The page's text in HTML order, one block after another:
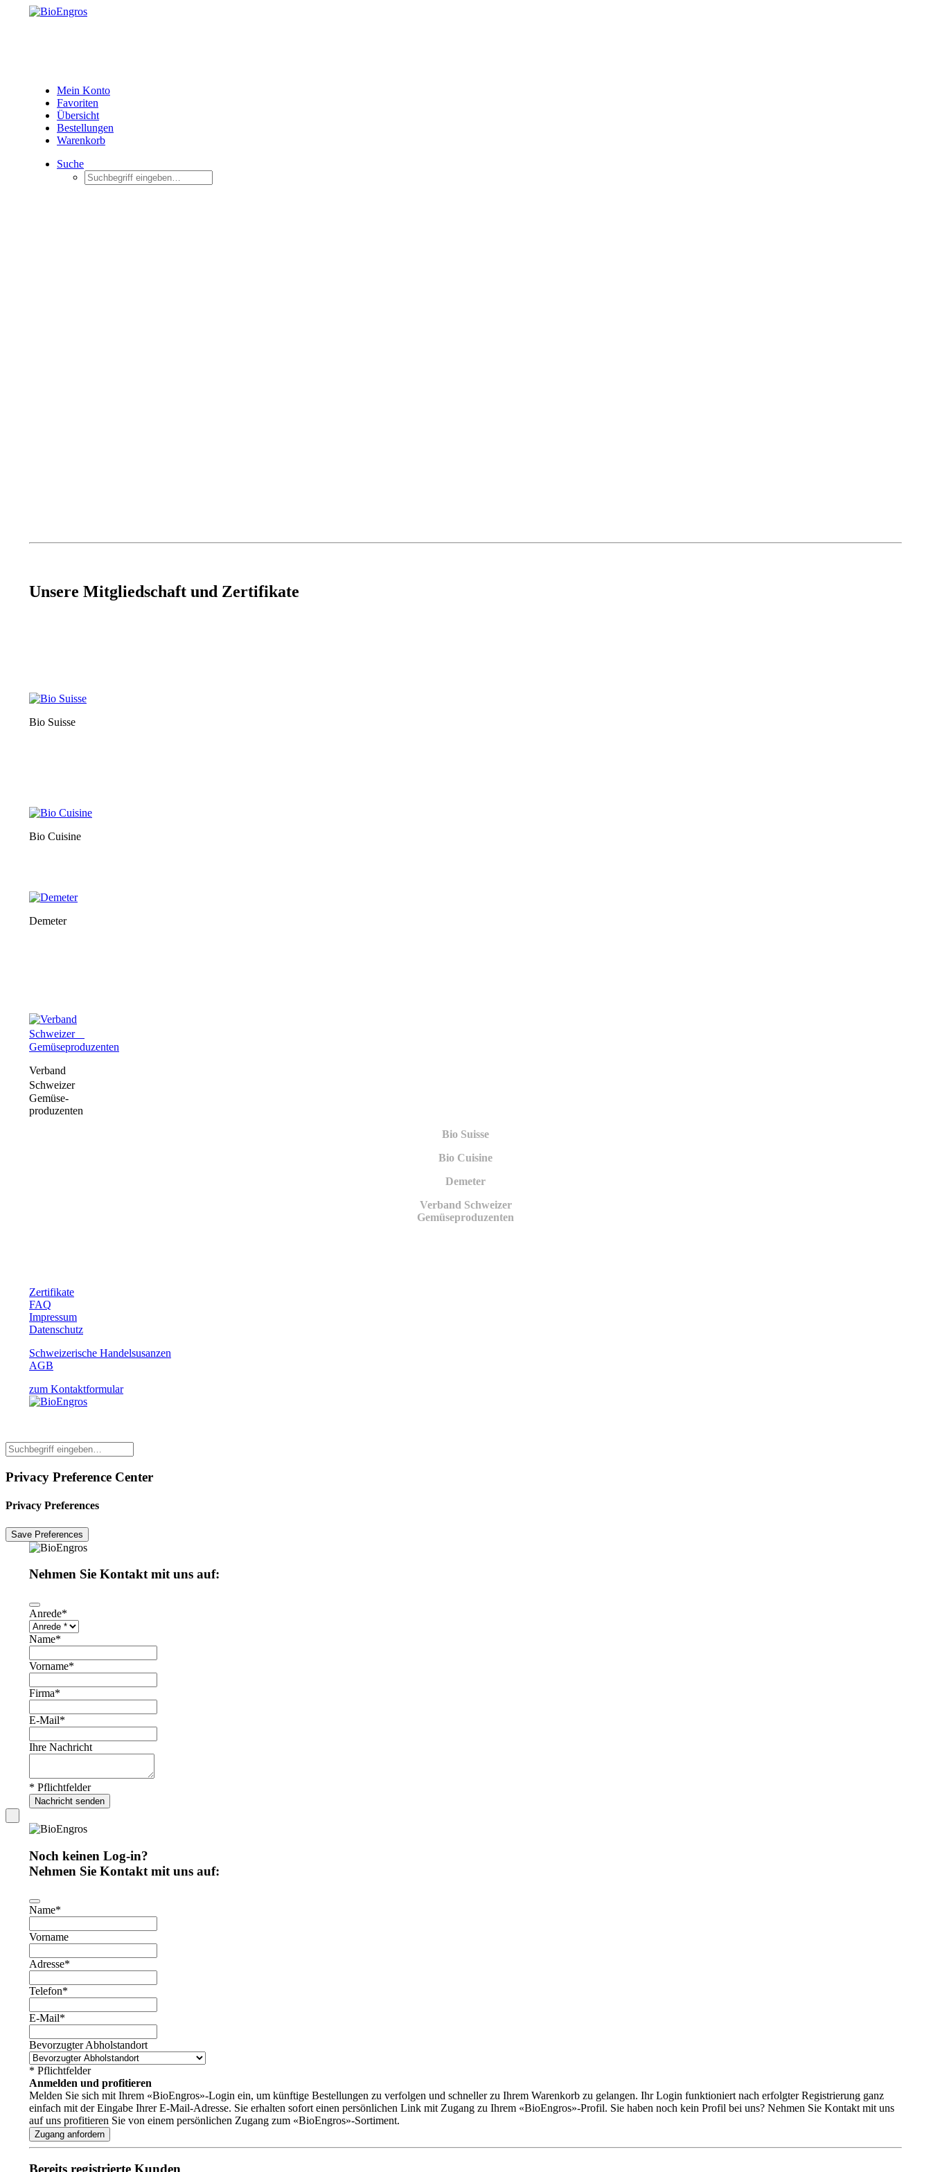
Mein Konto
Favoriten
Übersicht
Bestellungen
Warenkorb
Suche
Unsere Mitgliedschaft und Zertifikate
Bio Suisse
Bio Cuisine
Demeter
Verband
Schweizer
Gemüse­
produzenten
Bio Suisse
Bio Cuisine
Demeter
Verband Schweizer
Gemüseproduzenten
Zertifikate
FAQ
Impressum
Datenschutz
Schweizerische Handelsusanzen
AGB
zum Kontaktformular
Privacy Preference Center
Privacy Preferences
Nehmen Sie Kontakt mit uns auf:
Anrede*
Name*
Vorname*
Firma*
E-Mail*
Your
Ihre Nachricht
* Pflichtfelder
Nachricht senden
Noch keinen Log-in?
Nehmen Sie Kontakt mit uns auf:
Business
Name*
Vorname
Adresse*
Telefon*
E-Mail*
Bevorzugter Abholstandort
* Pflichtfelder
Anmelden und profitieren
Melden Sie sich mit Ihrem «BioEngros»-Login ein, um künftige Bestellungen zu verfolgen und schneller zu Ihrem Warenkorb zu gelangen. Ihr Login funktioniert nach erfolgter Registrierung ganz
einfach mit der Eingabe Ihrer E-Mail-Adresse. Sie erhalten sofort einen persönlichen Link mit Zugang zu Ihrem «BioEngros»-Profil. Sie haben noch kein Profil bei uns? Nehmen Sie Kontakt mit uns
auf uns profitieren Sie von einem persönlichen Zugang zum «BioEngros»-Sortiment.
Zugang anfordern
Bereits registrierte Kunden